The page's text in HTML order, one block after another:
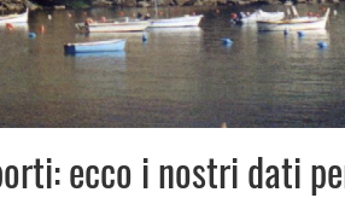
ecco i nostri dati